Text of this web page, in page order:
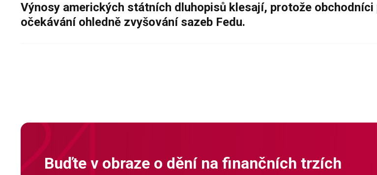
Výnosy amerických státních dluhopisů klesají, protože
očekávání ohledně zvyšování sazeb Fedu.
Buďte v obraze o dění na finančních trzích